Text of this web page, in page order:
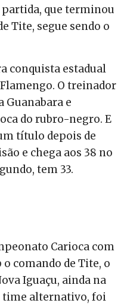
que terminou
Tite, segue sendo o
conquista estadual
O treinador
Guanabara e
do rubro-negro. E
título depois de
e chega aos 38 no
tem 33.
Carioca com
comando de Tite, o
Iguaçu, ainda na
time alternativo, foi